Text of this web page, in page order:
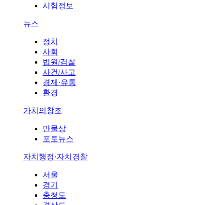
시험정보
뉴스
정치
사회
법원/검찰
사건/사고
경제·유통
환경
가치의창조
만물상
포토뉴스
자치행정·자치경찰
서울
경기
충청도